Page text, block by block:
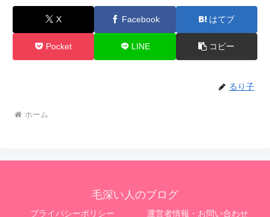
X Facebook はてブ
Pocket LINE コピー
るり子
ホーム
毛深い人のブログ
プライバシーポリシー 運営者情報・お問い合わせ